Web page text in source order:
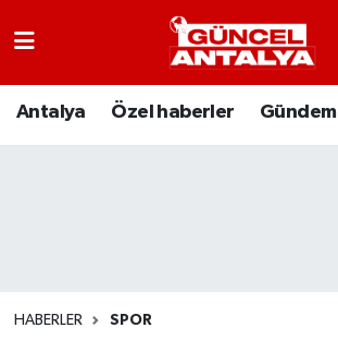
Antalya Özel haberler Gündem
HABERLER SPOR
Antalya
Nöbetçi Eczaneler